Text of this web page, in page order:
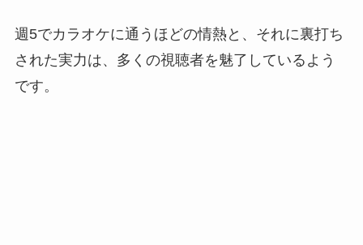
週5でカラオケに通うほどの情熱と、それに裏打ち
された実力は、多くの視聴者を魅了しているよう
です。